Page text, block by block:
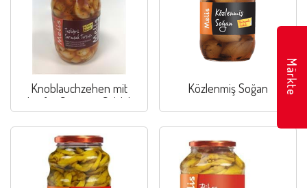
Knoblauchzehen mit
scharfer Sauce in Salzlake
Közlenmiş Soğan Märkte